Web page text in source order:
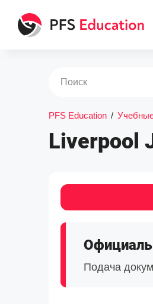
PFS Education /
Liverpool
Подача